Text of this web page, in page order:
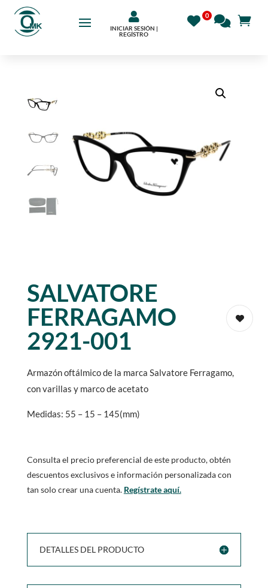

INICIAR SESIÓN |
REGÍSTRO
SALVATORE
FERRAGAMO
2921-001
Armazón oftálmico de la marca Salvatore Ferragamo,
con varillas y marco de acetato
Medidas: 55 – 15 – 145(mm)
Consulta el precio preferencial de este producto, obtén
descuentos exclusivos e información personalizada con
tan solo crear una cuenta. Regístrate aquí.
DETALLES DEL PRODUCTO